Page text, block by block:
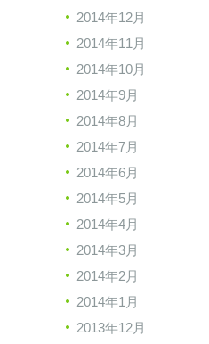
2014年12月
2014年11月
2014年10月
2014年9月
2014年8月
2014年7月
2014年6月
2014年5月
2014年4月
2014年3月
2014年2月
2014年1月
2013年12月